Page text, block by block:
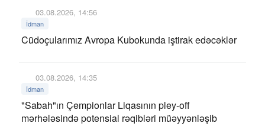
03.08.2026, 14:56
İdman
Cüdoçularımız Avropa Kubokunda iştirak edəcəklər
03.08.2026, 14:35
İdman
"Sabah"ın Çempionlar Liqasının pley-off
mərhələsində potensial rəqibləri müəyyənləşib